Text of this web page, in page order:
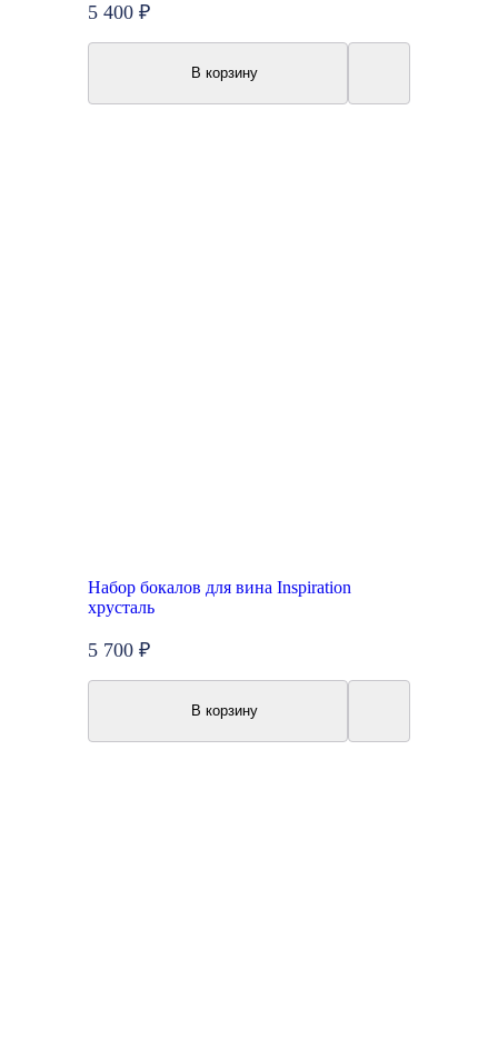
5 400 ₽
В корзину
Набор бокалов для вина Inspiration
хрусталь
5 700 ₽
В корзину